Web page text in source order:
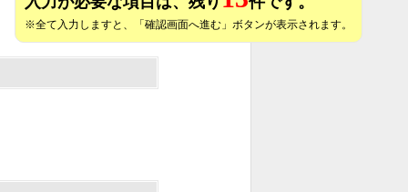
※全て入力しますと、「確認画面へ進む」ボタンが表示されます。